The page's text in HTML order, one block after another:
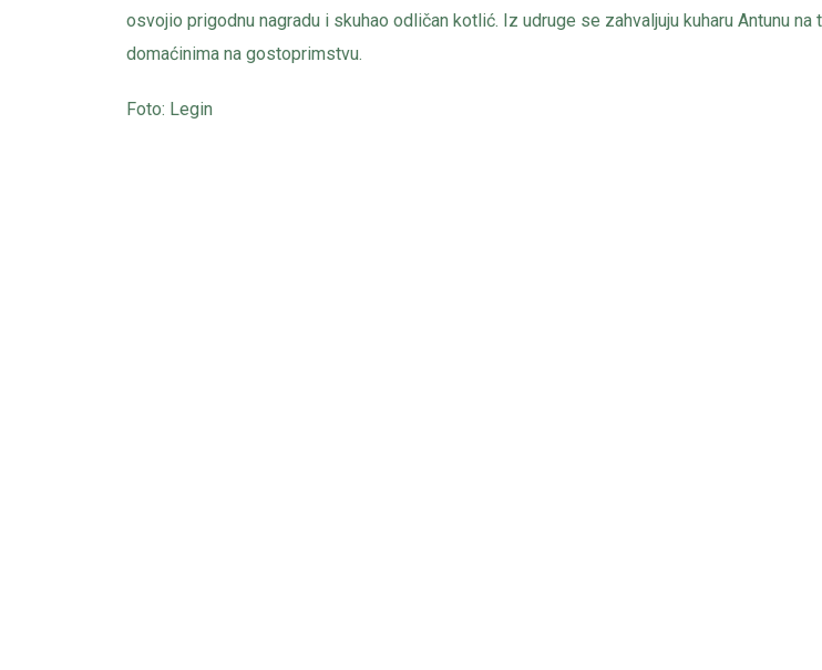
osvojio prigodnu nagradu i skuhao odličan kotlić. Iz udruge se zahvaljuju kuharu Antunu na
domaćinima na gostoprimstvu.
Foto: Legin